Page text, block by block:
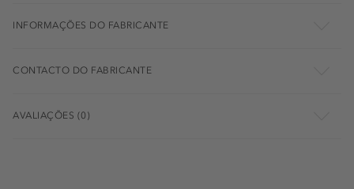
INFORMAÇÕES DO FABRICANTE
CONTACTO DO FABRICANTE
AVALIAÇÕES (0)